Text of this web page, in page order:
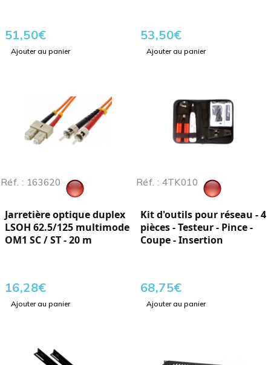
51,50€
Ajouter au panier
53,50€
Ajouter au panier
Réf. : 163620
Jarretière optique duplex
LSOH 62.5/125 multimode
OM1 SC / ST - 20 m
16,28€
Ajouter au panier
Réf. : 4TK010
Kit d'outils pour réseau - 4
pièces - Testeur - Pince -
Coupe - Insertion
68,75€
Ajouter au panier